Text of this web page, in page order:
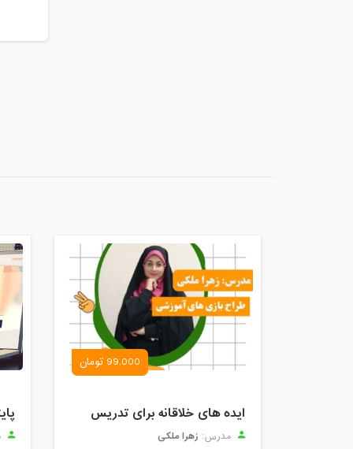
99,000 تومان
ایده های خلاقانه برای تدریس
مدرس: زهرا ملکی